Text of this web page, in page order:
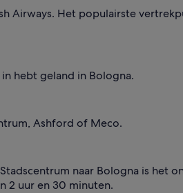
Airways. Het populairste
hebt geland in Bologna.
Ashford of Meco.
naar Bologna is het
2 uur en 30 minuten.